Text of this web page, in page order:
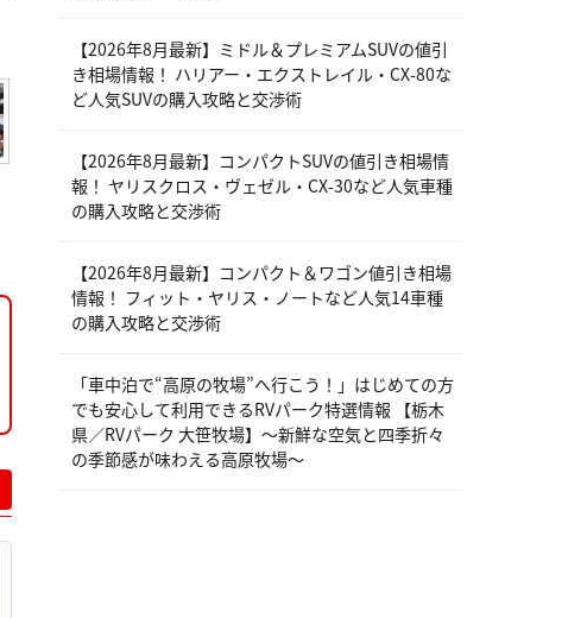
【2026年8月最新】ミドル＆プレミアムSUVの値引
き相場情報！ ハリアー・エクストレイル・CX-80な
ど人気SUVの購入攻略と交渉術
【2026年8月最新】コンパクトSUVの値引き相場情
報！ ヤリスクロス・ヴェゼル・CX-30など人気車種
の購入攻略と交渉術
【2026年8月最新】コンパクト＆ワゴン値引き相場
情報！ フィット・ヤリス・ノートなど人気14車種
の購入攻略と交渉術
「車中泊で“高原の牧場”へ行こう！」はじめての方
でも安心して利用できるRVパーク特選情報 【栃木
県／RVパーク 大笹牧場】～新鮮な空気と四季折々
の季節感が味わえる高原牧場～